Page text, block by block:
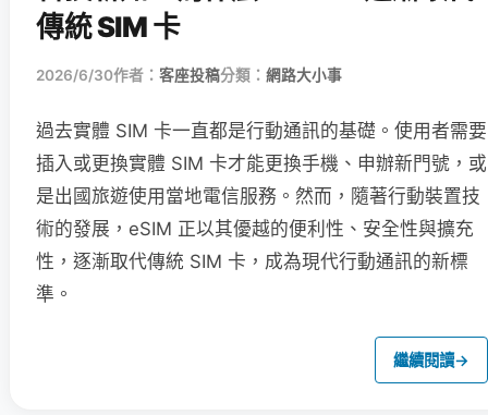
傳統 SIM 卡
2026/6/30作者： 客座投稿分類： 網路大小事
過去實體 SIM 卡一直都是行動通訊的基礎。使用者需要
插入或更換實體 SIM 卡才能更換手機、申辦新門號，或
是出國旅遊使用當地電信服務。然而，隨著行動裝置技
術的發展，eSIM 正以其優越的便利性、安全性與擴充
性，逐漸取代傳統 SIM 卡，成為現代行動通訊的新標
準。
繼續閱讀→